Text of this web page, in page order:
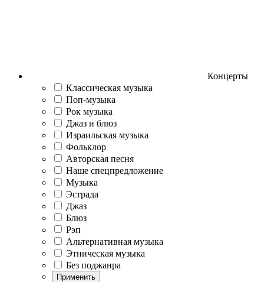
Концерты
Классическая музыка
Поп-музыка
Рок музыка
Джаз и блюз
Израильская музыка
Фольклор
Авторская песня
Наше спецпредложение
Музыка
Эстрада
Джаз
Блюз
Рэп
Альтернативная музыка
Этническая музыка
Без поджанра
Применить